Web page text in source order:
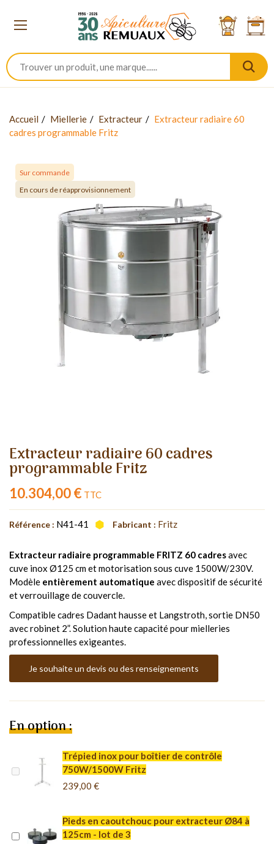
Accueil Miellerie Extracteur
Extracteur radiaire 60
cadres programmable Fritz
Sur commande
En cours de réapprovisionnement
Extracteur radiaire 60 cadres
programmable Fritz
10.304,00 € TTC
Référence : N41-41 Fabricant : Fritz
Extracteur radiaire programmable FRITZ 60 cadresavec
cuve inox Ø125 cm et motorisation sous cuve 1500W/230V.
Modèle entièrement automatique avec dispositif de sécurité
et verrouillage de couvercle.
Compatible cadres Dadant hausse et Langstroth, sortie DN50
avec robinet 2”. Solution haute capacité pour mielleries
professionnelles exigeantes.
Je souhaite un devis ou des renseignements
En option :
Trépied inox pour boîtier de contrôle
750W/1500W Fritz
239,00 €
Pieds en caoutchouc pour extracteur Ø84 à
125cm - lot de 3